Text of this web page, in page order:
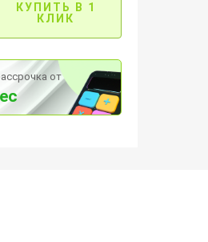
КУПИТЬ В 1
КЛИК
от